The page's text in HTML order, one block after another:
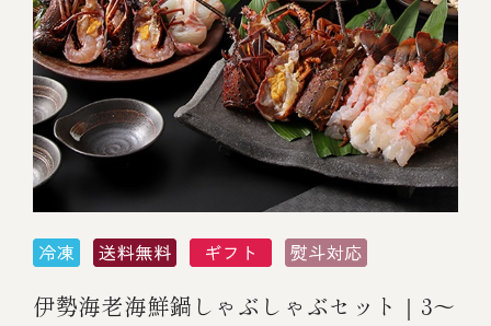
伊勢海老海鮮鍋しゃぶしゃぶセット｜3～